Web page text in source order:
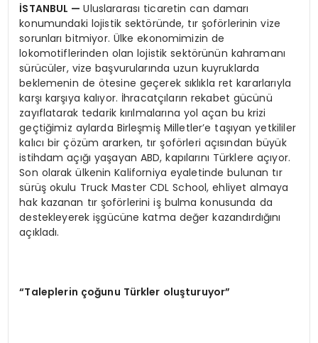
İSTANBUL —Uluslararası ticaretin can damarı
konumundaki lojistik sektöründe, tır şoförlerinin vize
sorunları bitmiyor. Ülke ekonomimizin de
lokomotiflerinden olan lojistik sektörünün kahramanı
sürücüler, vize başvurularında uzun kuyruklarda
beklemenin de ötesine geçerek sıklıkla ret kararlarıyla
karşı karşıya kalıyor. İhracatçıların rekabet gücünü
zayıflatarak tedarik kırılmalarına yol açan bu krizi
geçtiğimiz aylarda Birleşmiş Milletler’e taşıyan yetkililer
kalıcı bir çözüm ararken, tır şoförleri açısından büyük
istihdam açığı yaşayan ABD, kapılarını Türklere açıyor.
Son olarak ülkenin Kaliforniya eyaletinde bulunan tır
sürüş okulu Truck Master CDL School, ehliyet almaya
hak kazanan tır şoförlerini iş bulma konusunda da
destekleyerek işgücüne katma değer kazandırdığını
açıkladı.
“Taleplerin çoğunu Türkler oluşturuyor”